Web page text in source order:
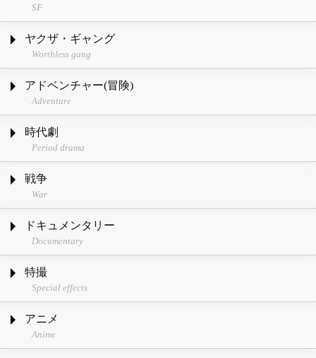
SF
ヤクザ・ギャング
Worthless gang
アドベンチャー(冒険)
Adventure
時代劇
Period drama
戦争
War
ドキュメンタリー
Documentary
特撮
Special effects
アニメ
Anime